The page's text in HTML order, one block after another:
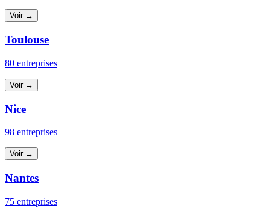
Voir →
Toulouse
80 entreprises
Voir →
Nice
98 entreprises
Voir →
Nantes
75 entreprises